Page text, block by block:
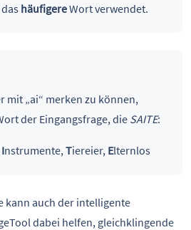
häufigereWort verwendet.
mit „ai“ merken zu können,
der Eingangsfrage, die SAITE:
Instrumente,Tiereier, Elternlos
kann auch der intelligente
dabei helfen, gleichklingende